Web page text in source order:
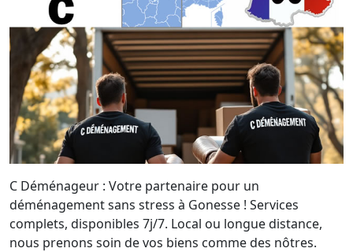
C Déménageur : Votre partenaire pour un
déménagement sans stress à Gonesse ! Services
complets, disponibles 7j/7. Local ou longue distance,
nous prenons soin de vos biens comme des nôtres.